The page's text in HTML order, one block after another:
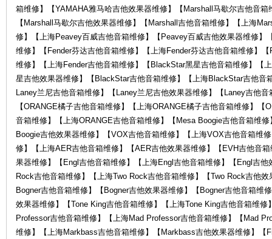
箱维修】【YAMAHA雅马哈吉他效果器维修】【Marshall马歇尔吉他音
【Marshall马歇尔吉他效果器维修】【Marshall吉他音箱维修】【上海
修】【上海Peavey百威吉他音箱维修】【Peavey百威吉他效果器维修
维修】【Fender芬达吉他音箱维修】【上海Fender芬达吉他音箱维修】
维修】【上海Fender吉他音箱维修】【BlackStar黑星吉他音箱维修】【
星吉他效果器维修】【BlackStar吉他音箱维修】【上海BlackStar吉他音
Laney兰尼吉他音箱维修】【Laney兰尼吉他效果器维修】【Laney吉他
【ORANGE橘子吉他音箱维修】【上海ORANGE橘子吉他音箱维修】
音箱维修】【上海ORANGE吉他音箱维修】【Mesa Boogie吉他音箱维
Boogie吉他效果器维修】【VOX吉他音箱维修】【上海VOX吉他音箱维
修】【上海AER吉他音箱维修】【AER吉他效果器维修】【EVH吉他音
果器维修】【Engl吉他音箱维修】【上海Engl吉他音箱维修】【Engl吉
Rock吉他音箱维修】【上海Two Rock吉他音箱维修】【Two Rock吉他
Bogner吉他音箱维修】【Bogner吉他效果器维修】【Bogner吉他音箱维
效果器维修】【Tone King吉他音箱维修】【上海Tone King吉他音箱维
Professor吉他音箱维修】【上海Mad Professor吉他音箱维修】【Mad
维修】【上海Markbass吉他音箱维修】【Markbass吉他效果器维修】【